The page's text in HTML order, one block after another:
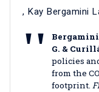
, Kay Bergamini
Bergamini
G. &
policies
from the
footprint.